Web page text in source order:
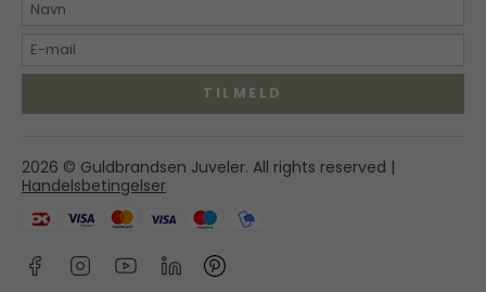
2970 Hørsholm
shop@guldbrandsenjuveler.dk
45 86 01 50
TILMELD
2026 © Guldbrandsen Juveler. All rights reserved |
Handelsbetingelser